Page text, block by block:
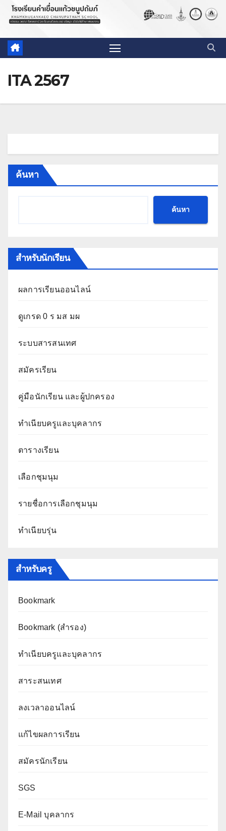
ITA 2567
ค้นหา
ค้นหา
สำหรับนักเรียน
ผลการเรียนออนไลน์
ดูเกรด 0 ร มส มผ
ระบบสารสนเทศ
สมัครเรียน
คู่มือนักเรียน และผู้ปกครอง
ทำเนียบครูและบุคลากร
ตารางเรียน
เลือกชุมนุม
รายชื่อการเลือกชุมนุม
ทำเนียบรุ่น
สำหรับครู
Bookmark
Bookmark (สำรอง)
ทำเนียบครูและบุคลากร
สาระสนเทศ
ลงเวลาออนไลน์
แก้ไขผลการเรียน
สมัครนักเรียน
SGS
E-Mail บุคลากร